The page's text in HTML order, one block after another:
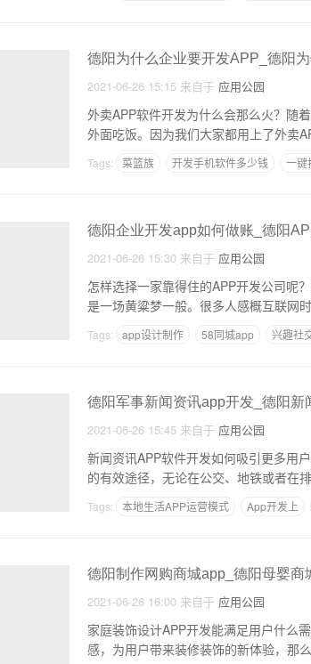
德阳为什么企业要开发APP_德阳
2021-06-26 15:15 来自于 应用公园
外卖APP软件开发为什么会那么火？随
外面吃饭。因为我们大家都用上了外卖
Tags: 菜篮族 开发手机软件多少钱 一键
德阳企业开发app如何做账_德阳
2021-06-26 15:30 来自于 应用公园
怎样选择一家靠得住的APP开发公司呢
是一场黄粱梦一般。很多人感概互联网
Tags: app设计制作 58同城app 兴趣社
德阳军事新闻资讯app开发_德阳新
2021-06-26 15:45 来自于 应用公园
新闻资讯APP软件开发如何吸引更多用
的有效途径，无论在公交、地铁或者在
Tags: 本地生活APP运营模式 App开发上
德阳制作网购商城app_德阳母婴
2021-06-26 16:00 来自于 应用公园
家庭装饰设计APP开发能满足用户什么
感，为用户带来装修装饰的新体验，那